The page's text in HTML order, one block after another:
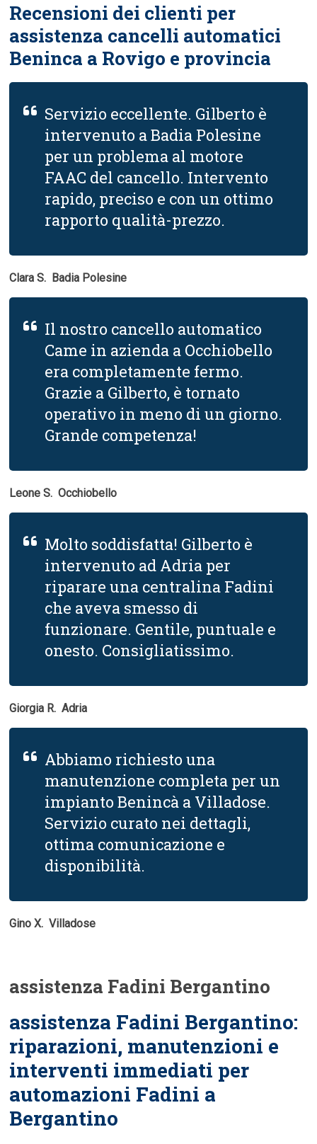
Recensioni dei clienti per
assistenza cancelli automatici
Beninca a Rovigo e provincia
Servizio eccellente. Gilberto è
intervenuto a Badia Polesine
per un problema al motore
FAAC del cancello. Intervento
rapido, preciso e con un ottimo
rapporto qualità-prezzo.
Clara S.  Badia Polesine
Il nostro cancello automatico
Came in azienda a Occhiobello
era completamente fermo.
Grazie a Gilberto, è tornato
operativo in meno di un giorno.
Grande competenza!
Leone S.  Occhiobello
Molto soddisfatta! Gilberto è
intervenuto ad Adria per
riparare una centralina Fadini
che aveva smesso di
funzionare. Gentile, puntuale e
onesto. Consigliatissimo.
Giorgia R.  Adria
Abbiamo richiesto una
manutenzione completa per un
impianto Benincà a Villadose.
Servizio curato nei dettagli,
ottima comunicazione e
disponibilità.
Gino X.  Villadose
assistenza Fadini Bergantino
assistenza Fadini Bergantino:
riparazioni, manutenzioni e
interventi immediati per
automazioni Fadini a
Bergantino